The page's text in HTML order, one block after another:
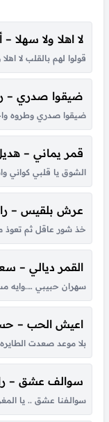
لا اهلا ولا سهلا
قولوا لهم بالقلب لا
ضيقوا صدري –
ضيقوا صدري وطروه
قمر يماني –
الشوق يا قلبي كواني
عرش بلقيس –
خذ شور عاقل ثم تعوذ
القمر ديالي –
سهران حبيبي ….وايه
اعيش الحب –
بلا موعد صعدت
سوالف عشق –
سوالـفنا عشق .. يا